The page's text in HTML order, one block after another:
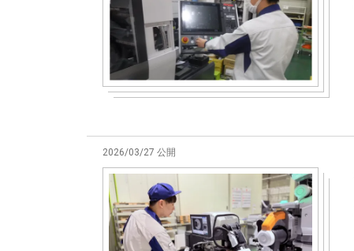
2026/03/27 公開